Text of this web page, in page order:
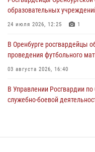
проведён рейд по
23 июля 2026, 10:47
образовательных
24 июля 2026, 12:25 1
В Оренбурге росгвардейцы
проведения футбольного
03 августа 2026, 16:40
В Управлении Росгвардии по
служебно-боевой